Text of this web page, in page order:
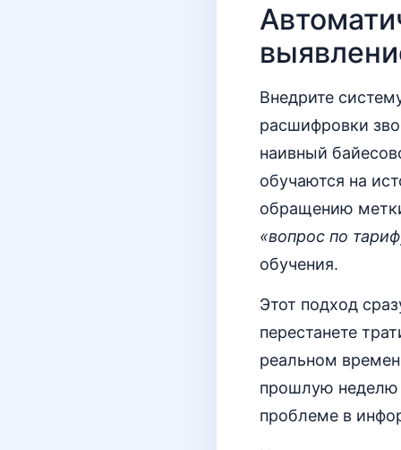
Внедрите
расшифровки
наивный
обучаются на
обращению
«вопрос по
обучения.
Этот подход
перестанете
реальном
прошлую неделю
проблеме в